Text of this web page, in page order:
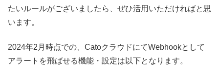
たいルールがございましたら、ぜひ活用いただければと思
います。
2024年2月時点での、CatoクラウドにてWebhookとして
アラートを飛ばせる機能・設定は以下となります。